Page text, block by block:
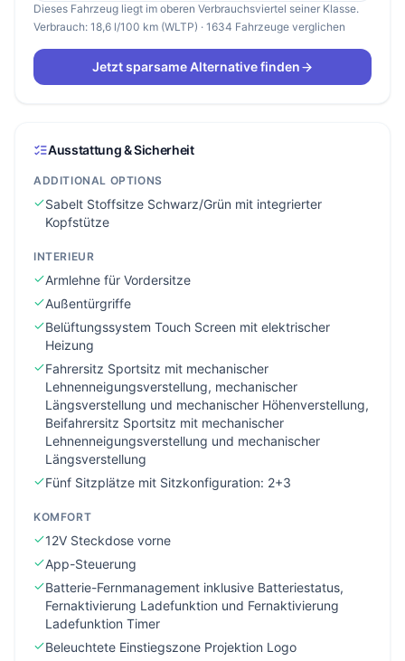
Dieses Fahrzeug liegt im oberen Verbrauchsviertel seiner Klasse.
Verbrauch: 18,6 l/100 km (WLTP) · 1634 Fahrzeuge verglichen
Jetzt sparsame Alternative finden
Ausstattung & Sicherheit
ADDITIONAL OPTIONS
Sabelt Stoffsitze Schwarz/Grün mit integrierter
Kopfstütze
INTERIEUR
Armlehne für Vordersitze
Außentürgriffe
Belüftungssystem Touch Screen mit elektrischer
Heizung
Fahrersitz Sportsitz mit mechanischer
Lehnenneigungsverstellung, mechanischer
Längsverstellung und mechanischer Höhenverstellung,
Beifahrersitz Sportsitz mit mechanischer
Lehnenneigungsverstellung und mechanischer
Längsverstellung
Fünf Sitzplätze mit Sitzkonfiguration: 2+3
KOMFORT
12V Steckdose vorne
App-Steuerung
Batterie-Fernmanagement inklusive Batteriestatus,
Fernaktivierung Ladefunktion und Fernaktivierung
Ladefunktion Timer
Beleuchtete Einstiegszone Projektion Logo